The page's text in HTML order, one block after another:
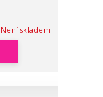
Není skladem